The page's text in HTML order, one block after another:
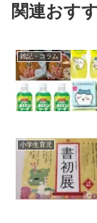
関連おす
雑記・コラム
小学生育児